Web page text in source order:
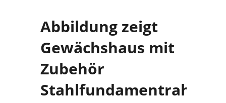
Abbildung zeigt
Gewächshaus mit
Zubehör
Stahlfundamentrahmen